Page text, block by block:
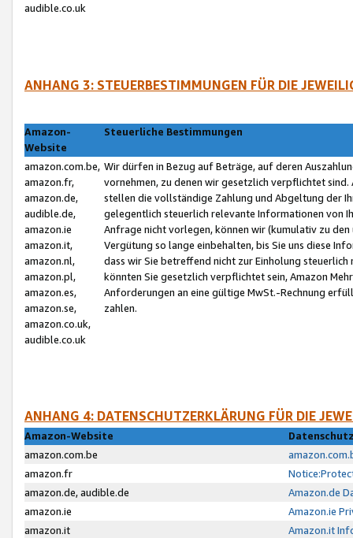
audible.co.uk
ANHANG 3: STEUERBESTIMMUNGEN FÜR DIE
Amazon-
Website
Steuerliche Bestimmungen
amazon.com.be,
amazon.fr,
amazon.de,
audible.de,
amazon.ie
amazon.it,
amazon.nl,
amazon.pl,
amazon.es,
amazon.se,
amazon.co.uk,
audible.co.uk
Wir dürfen in Bezug auf Beträge, auf deren
vornehmen, zu denen wir gesetzlich verpflichtet
stellen die vollständige Zahlung und Abgeltung der
gelegentlich steuerlich relevante Informationen von
Anfrage nicht vorlegen, können wir (kumulativ zu
Vergütung so lange einbehalten, bis Sie uns diese
dass wir Sie betreffend nicht zur Einholung
könnten Sie gesetzlich verpflichtet sein, Amazon
Anforderungen an eine gültige MwSt.-Rechnung
zahlen.
ANHANG 4: DATENSCHUTZERKLÄRUNG FÜR DIE
Amazon-Website
amazon.com.be
amazon.fr
amazon.de, audible.de
Amazon.de
amazon.ie
Amazon.ie
amazon.it
Amazon.it